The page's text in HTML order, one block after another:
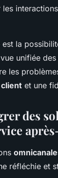
est la
unifiée des
les
client et une
des
réfléchie et